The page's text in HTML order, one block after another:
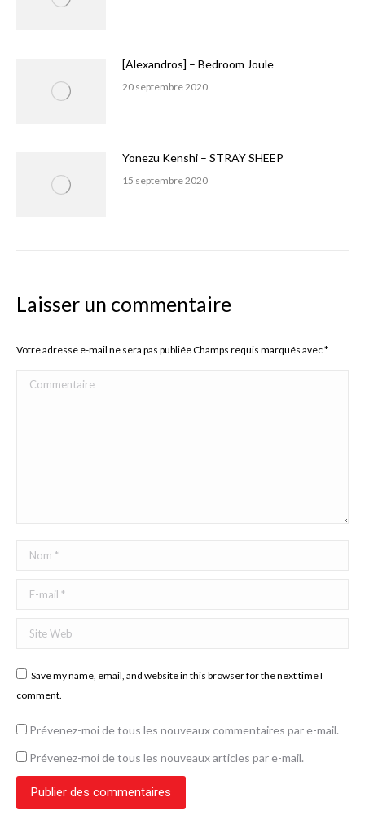
[Alexandros] – Bedroom Joule
20 septembre 2020
Yonezu Kenshi – STRAY SHEEP
15 septembre 2020
Laisser un commentaire
Votre adresse e-mail ne sera pas publiée Champs requis marqués avec*
Commentaire
Nom *
E-mail *
Site Web
Save my name, email, and website in this browser for the next time I
comment.
Prévenez-moi de tous les nouveaux commentaires par e-mail.
Prévenez-moi de tous les nouveaux articles par e-mail.
Publier des commentaires